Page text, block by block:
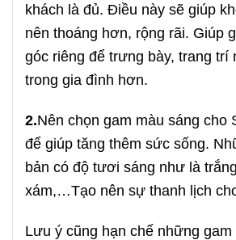
khách là đủ. Điều này sẽ giúp
nên thoáng hơn, rộng rãi. Giúp
góc riêng để trưng bày, trang trí
trong gia đình hơn.
2.Nên chọn gam màu sáng cho
để giúp tăng thêm sức sống.
bản có độ tươi sáng như là
xám,…Tạo nên sự thanh lịch
Lưu ý cũng hạn chế những